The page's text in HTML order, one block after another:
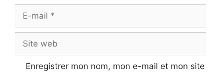
Site
web
Enregistrer mon nom, mon e-mail et mon site